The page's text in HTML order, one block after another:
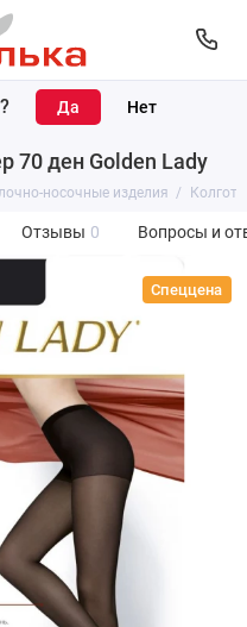
?
70 ден Golden Lady
носочные изделия
Отзывы 0 Вопросы и
Спеццена